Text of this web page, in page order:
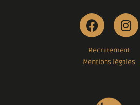
Recrutement
Mentions légales